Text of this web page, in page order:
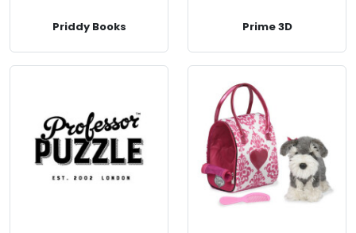
Priddy Books Prime 3D